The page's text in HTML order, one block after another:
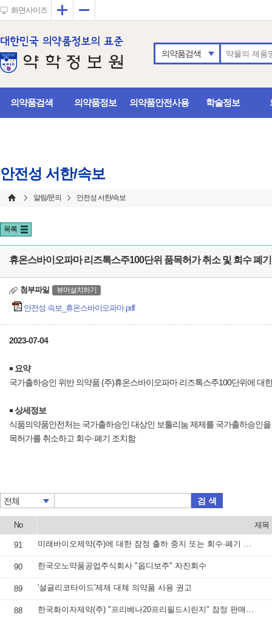
화면사이즈 확대
의약품검색
의약품검색 의약품정보 의약품안전사용 학술정보
안전성 서한/속보
알림/문의 안전성 서한/속보
목록
휴온스바이오파마 리즈톡스주100단위 품목허가 취소 및 회수 폐
첨부파일 뷰어설치하기
안전성 속보_휴온스바이오파마.pdf
2023-07-04
￭ 요약
국가출하승인 위반 의약품 (주)휴온스바이오파마 리즈톡스주100단위에 대
￭상세정보
식품의약품안전처는 국가출하승인 대상인 보툴리눔 제제를 국가출하승인
목허가를 취소하고 회수·폐기 조치함
전체 검 색
No 제목
91 미래바이오제약(주)에 대한 잠정 출하 중지 또는 회수·폐기 등 명령하고, 속보 배포
90 한국오노약품공업주식회사 "옵디보주" 자진회수
89 '설글리코타이드'제제 대체 의약품 사용 권고
88 한국화이자제약(주) "프리베나20프리필드시린지" 잠정 판매사용중지 조치